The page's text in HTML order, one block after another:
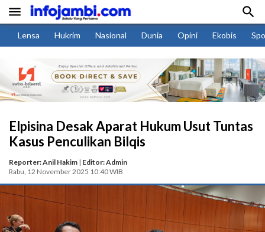
 
Lensa Hukrim Nasional Dunia Opini Ekobis
Elpisina Desak Aparat Hukum Usut Tuntas
Kasus Penculikan Bilqis
Reporter: Anil Hakim | Editor: Admin
Rabu, 12 November 2025 10:40 WIB